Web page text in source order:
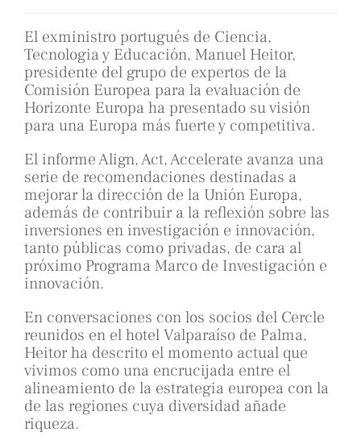
El exministro portugués de Ciencia,
Tecnologia y Educación, Manuel Heitor,
presidente del grupo de expertos de la
Comisión Europea para la evaluación de
Horizonte Europa ha presentado su visión
para una Europa más fuerte y competitiva.
El informe Align, Act, Accelerate avanza una
serie de recomendaciones destinadas a
mejorar la dirección de la Unión Europa,
además de contribuir a la reflexión sobre las
inversiones en investigación e innovación,
tanto públicas como privadas, de cara al
próximo Programa Marco de Investigación e
innovación.
En conversaciones con los socios del Cercle
reunidos en el hotel Valparaíso de Palma,
Heitor ha descrito el momento actual que
vivimos como una encrucijada entre el
alineamiento de la estrategia europea con la
de las regiones cuya diversidad añade
riqueza.